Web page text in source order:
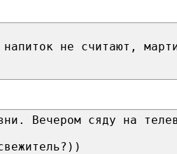
не считают,
Вечером сяду на